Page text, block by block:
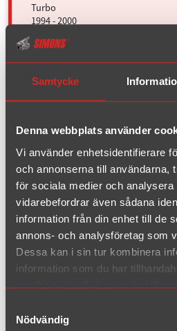
Samtycke
Denna webbplats använder
Vi använder enhetsidentifierare
och annonserna till användarna,
för sociala medier och
vidarebefordrar även sådana
information från din enhet till de
annons- och analysföretag som
Dessa kan i sin tur kombinera
information som du har
samlat in när du har använt
Nödvändig
Turbo
1994 - 2000
Turbo AWD
2000 - 2007
Turbo 2WD
Turbo 2WD
2004(6) - 2007
Turbo AWD
2000 - 2004(5)
Turbo AWD
2004(6) - 2007